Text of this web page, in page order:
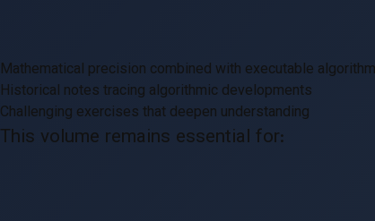
Mathematical precision combined with executable
Historical notes tracing algorithmic developments
Challenging exercises that deepen understanding
This volume remains essential for: